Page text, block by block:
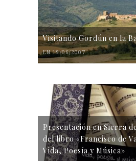
Visitando Gordún en la
EN 19/06/2007
Presentación en Sierra
del libro «Francisco de
Vida, Poesía y Música»